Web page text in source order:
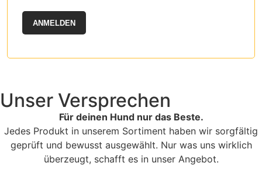
ANMELDEN
Unser Versprechen
Für deinen Hund nur das Beste.
Jedes Produkt in unserem Sortiment haben wir sorgfältig
geprüft und bewusst ausgewählt. Nur was uns wirklich
überzeugt, schafft es in unser Angebot.